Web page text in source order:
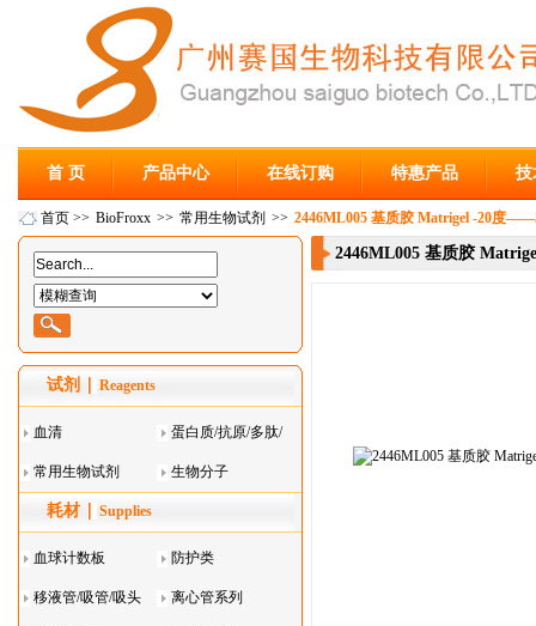
首 页 产品中心 在线订购 特惠产品 技
首页 >> BioFroxx >> 常用生物试剂 >> 2446ML005 基质胶 Matrigel -20度
试剂 Reagents
血清 蛋白质/抗原/多肽/
酶
常用生物试剂 生物分子
耗材 Supplies
血球计数板 防护类
移液管/吸管/吸头 离心管系列
2446ML005 基质胶